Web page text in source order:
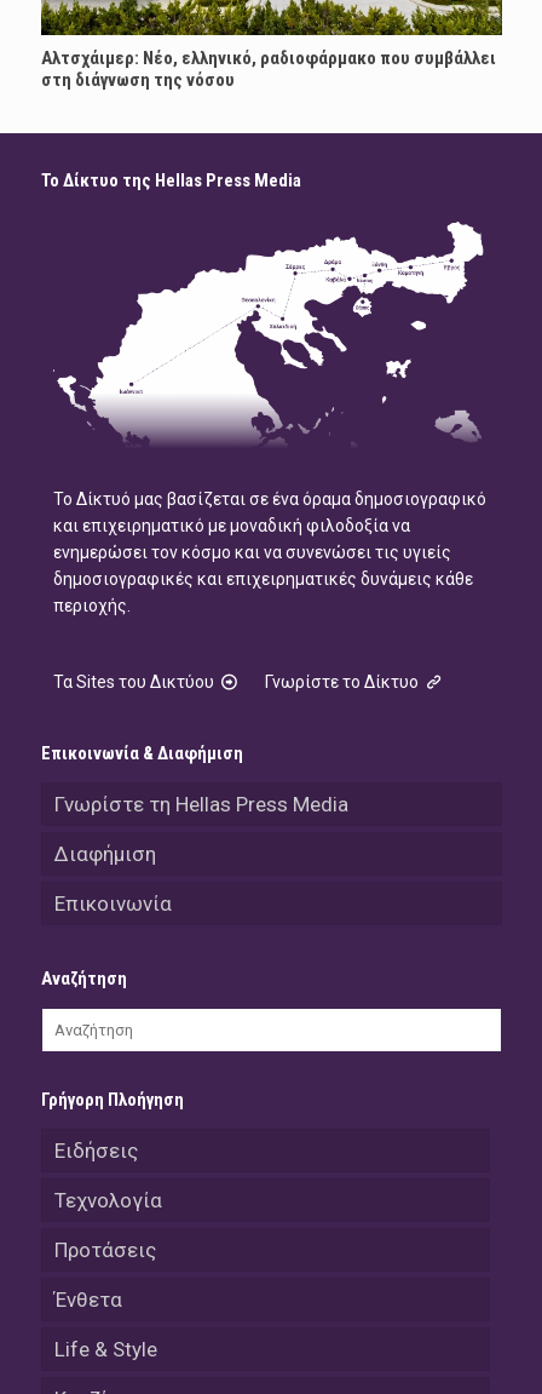
Αλτσχάιμερ: Nέο, ελληνικό, ραδιοφάρμακο που συμβάλλει
στη διάγνωση της νόσου
Το Δίκτυο της Hellas Press Media
Το Δίκτυό μας βασίζεται σε ένα όραμα δημοσιογραφικό
και επιχειρηματικό με μοναδική φιλοδοξία να
ενημερώσει τον κόσμο και να συνενώσει τις υγιείς
δημοσιογραφικές και επιχειρηματικές δυνάμεις κάθε
περιοχής.
Τα Sites του Δικτύου Γνωρίστε το Δίκτυο
Επικοινωνία & Διαφήμιση
Γνωρίστε τη Hellas Press Media
Διαφήμιση
Επικοινωνία
Αναζήτηση
Γρήγορη Πλοήγηση
Ειδήσεις
Τεχνολογία
Προτάσεις
Ένθετα
Life & Style